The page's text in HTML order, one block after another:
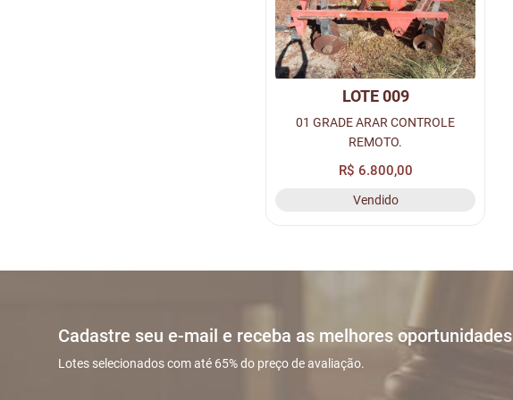
LOTE 009
01 GRADE ARAR CONTROLE
REMOTO.
R$ 6.800,00
Vendido
Cadastre seu e-mail e receba as melhores oportunidades
Lotes selecionados com até 65% do preço de avaliação.